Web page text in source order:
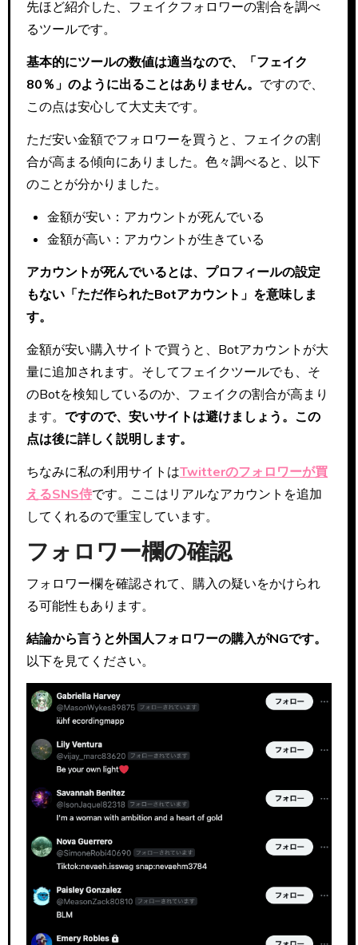
先ほど紹介した、フェイクフォロワーの割合を調べ
るツールです。
基本的にツールの数値は適当なので、「フェイク
80％」のように出ることはありません。 ですので、
この点は安心して大丈夫です。
ただ安い金額でフォロワーを買うと、フェイクの割
合が高まる傾向にありました。色々調べると、以下
のことが分かりました。
金額が安い：アカウントが死んでいる
金額が高い：アカウントが生きている
アカウントが死んでいるとは、プロフィールの設定
もない「ただ作られたBotアカウント」を意味しま
す。
金額が安い購入サイトで買うと、Botアカウントが大
量に追加されます。そしてフェイクツールでも、そ
のBotを検知しているのか、フェイクの割合が高まり
ます。 ですので、安いサイトは避けましょう。この
点は後に詳しく説明します。
ちなみに私の利用サイトはTwitterのフォロワーが買
えるSNS侍です。ここはリアルなアカウントを追加
してくれるので重宝しています。
フォロワー欄の確認
フォロワー欄を確認されて、購入の疑いをかけられ
る可能性もあります。
結論から言うと外国人フォロワーの購入がNGです。
以下を見てください。